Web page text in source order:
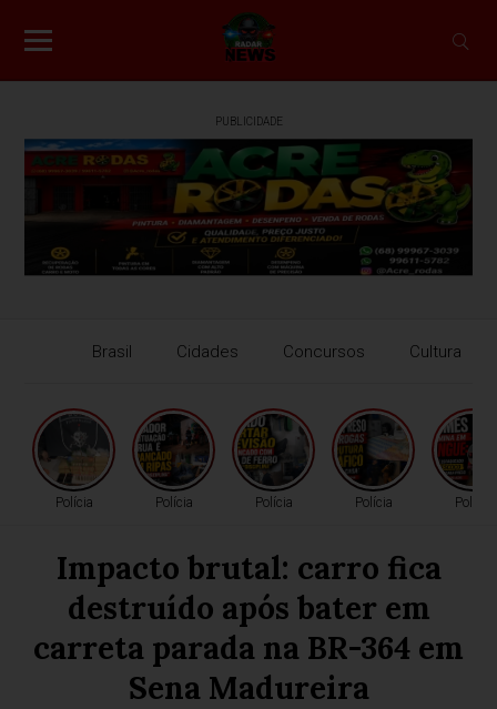
PUBLICIDADE
Brasil Cidades Concursos Cultura
Polícia Polícia Polícia Polícia Polícia
Impacto brutal: carro fica
destruído após bater em
carreta parada na BR-364 em
Sena Madureira